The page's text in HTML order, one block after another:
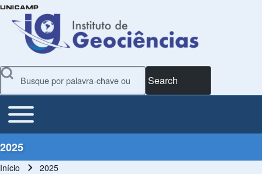
Search
Main Menu
Toggle main menu
2025
Início 2025